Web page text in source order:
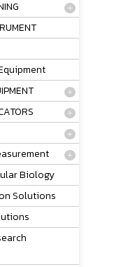
Biology
Solutions